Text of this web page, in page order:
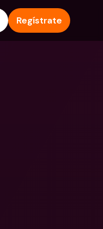
Regístrate